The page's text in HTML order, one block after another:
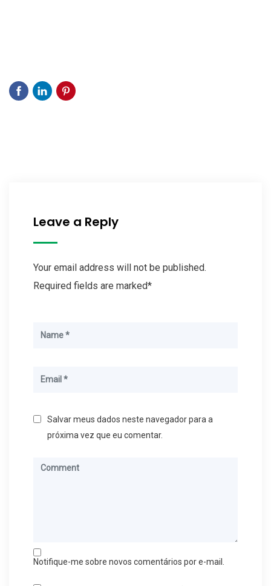
Leave a Reply
Your email address will not be published.
Required fields are marked*
Salvar meus dados neste navegador para a
próxima vez que eu comentar.
Notifique-me sobre novos comentários por e-mail.